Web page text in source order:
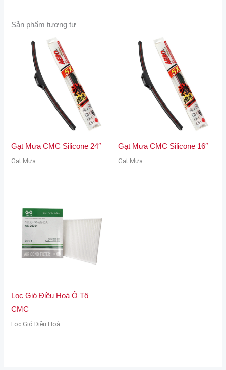
Sản phẩm tương tự
Gạt Mưa CMC Silicone 24″
Gạt Mưa
Gạt Mưa CMC Silicone 16″
Gạt Mưa
Lọc Gió Điều Hoà Ô Tô
CMC
Lọc Gió Điều Hoà